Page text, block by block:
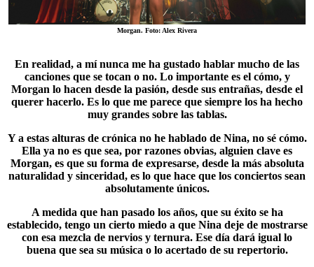
Morgan. Foto: Alex Rivera
En realidad, a mí nunca me ha gustado hablar mucho de las
canciones que se tocan o no. Lo importante es el cómo, y
Morgan lo hacen desde la pasión, desde sus entrañas, desde el
querer hacerlo. Es lo que me parece que siempre los ha hecho
muy grandes sobre las tablas.
Y a estas alturas de crónica no he hablado de Nina, no sé cómo.
Ella ya no es que sea, por razones obvias, alguien clave es
Morgan, es que su forma de expresarse, desde la más absoluta
naturalidad y sinceridad, es lo que hace que los conciertos sean
absolutamente únicos.
A medida que han pasado los años, que su éxito se ha
establecido, tengo un cierto miedo a que Nina deje de mostrarse
con esa mezcla de nervios y ternura. Ese día dará igual lo
buena que sea su música o lo acertado de su repertorio.